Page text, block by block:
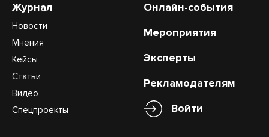
Журнал
Новости
Мнения
Кейсы
Статьи
Видео
Спецпроекты
Онлайн-события
Мероприятия
Эксперты
Рекламодателям
Войти